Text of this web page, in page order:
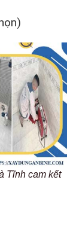
Tĩnh cam kết